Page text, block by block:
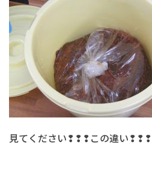
見てください❢❢❢この違い❢❢❢